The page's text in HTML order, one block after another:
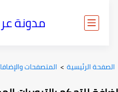
مدونة
الرئيسية> المتصفحات والإضافات